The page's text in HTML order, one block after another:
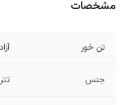
مشخصات
تن خور آزاد
جنس